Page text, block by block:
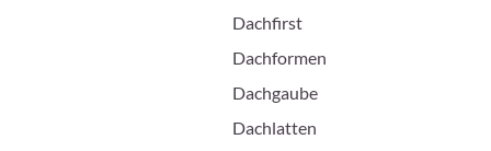
Dachfirst
Dachformen
Dachgaube
Dachlatten